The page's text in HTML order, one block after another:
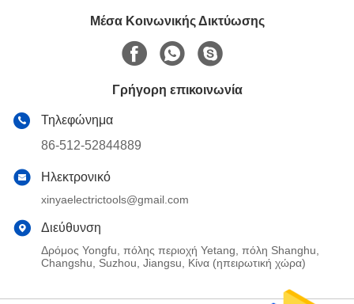
Μέσα Κοινωνικής Δικτύωσης
Γρήγορη επικοινωνία
Τηλεφώνημα
86-512-52844889
Ηλεκτρονικό
xinyaelectrictools@gmail.com
Διεύθυνση
Δρόμος Yongfu, πόλης περιοχή Yetang, πόλη Shanghu,
Changshu, Suzhou, Jiangsu, Κίνα (ηπειρωτική χώρα)